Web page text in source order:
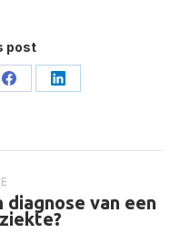
post
Deel
Deel
diagnose van een